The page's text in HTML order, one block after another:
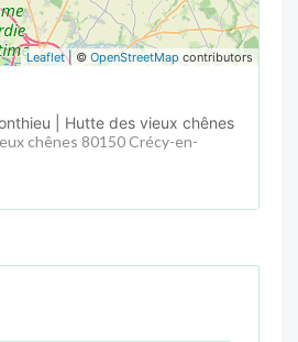
Leaflet| © OpenStreetMap contributors
| Hutte des vieux chênes
chênes 80150 Crécy-en-